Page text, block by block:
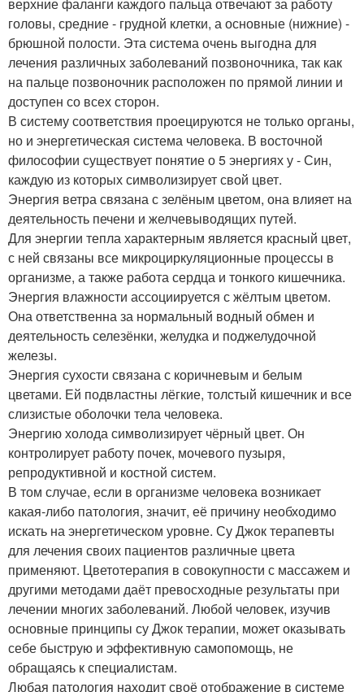
верхние фаланги каждого пальца отвечают за работу
головы, средние - грудной клетки, а основные (нижние) -
брюшной полости. Эта система очень выгодна для
лечения различных заболеваний позвоночника, так как
на пальце позвоночник расположен по прямой линии и
доступен со всех сторон.
В систему соответствия проецируются не только органы,
но и энергетическая система человека. В восточной
философии существует понятие о 5 энергиях у - Син,
каждую из которых символизирует свой цвет.
Энергия ветра связана с зелёным цветом, она влияет на
деятельность печени и желчевыводящих путей.
Для энергии тепла характерным является красный цвет,
с ней связаны все микроциркуляционные процессы в
организме, а также работа сердца и тонкого кишечника.
Энергия влажности ассоциируется с жёлтым цветом.
Она ответственна за нормальный водный обмен и
деятельность селезёнки, желудка и поджелудочной
железы.
Энергия сухости связана с коричневым и белым
цветами. Ей подвластны лёгкие, толстый кишечник и все
слизистые оболочки тела человека.
Энергию холода символизирует чёрный цвет. Он
контролирует работу почек, мочевого пузыря,
репродуктивной и костной систем.
В том случае, если в организме человека возникает
какая-либо патология, значит, её причину необходимо
искать на энергетическом уровне. Су Джок терапевты
для лечения своих пациентов различные цвета
применяют. Цветотерапия в совокупности с массажем и
другими методами даёт превосходные результаты при
лечении многих заболеваний. Любой человек, изучив
основные принципы су Джок терапии, может оказывать
себе быструю и эффективную самопомощь, не
обращаясь к специалистам.
Любая патология находит своё отображение в системе